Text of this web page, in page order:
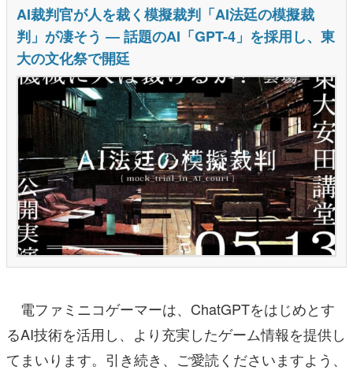
電ファミニコゲーマーは、ChatGPTをはじめとす
るAI技術を活用し、より充実したゲーム情報を提供し
てまいります。引き続き、ご愛読くださいますよう、